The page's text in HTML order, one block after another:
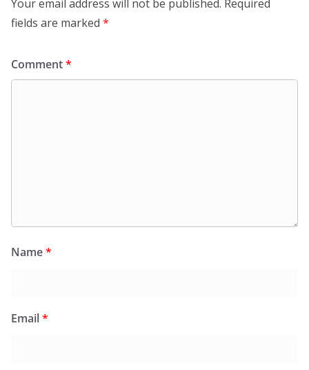
Your email address will not be published. Required
fields are marked *
Comment*
Name*
Email*